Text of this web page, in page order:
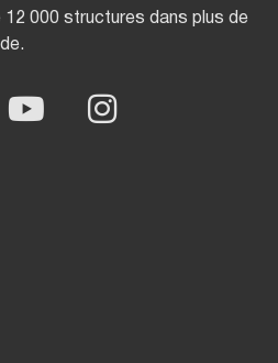
000 structures dans plus de